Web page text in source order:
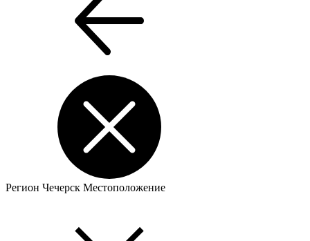
Регион Чечерск Местоположение